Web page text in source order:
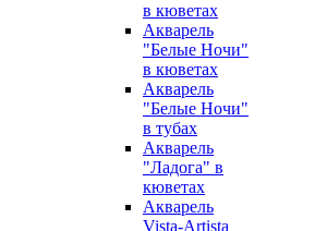
в кюветах
Акварель
"Белые Ночи"
в кюветах
Акварель
"Белые Ночи"
в тубах
Акварель
"Ладога" в
кюветах
Акварель
Vista-Artista